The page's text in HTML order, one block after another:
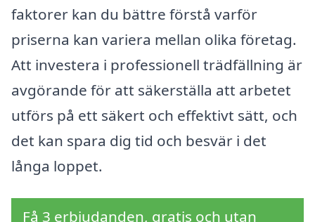
faktorer kan du bättre förstå varför
priserna kan variera mellan olika företag.
Att investera i professionell trädfällning är
avgörande för att säkerställa att arbetet
utförs på ett säkert och effektivt sätt, och
det kan spara dig tid och besvär i det
långa loppet.
Få 3 erbjudanden, gratis och utan